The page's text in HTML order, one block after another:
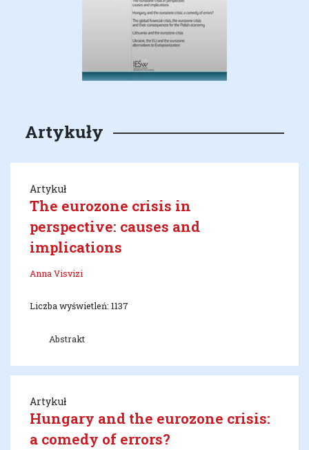
Artykuły
Artykuł
The eurozone crisis in
perspective: causes and
implications
Anna Visvizi
Liczba wyświetleń: 1137
Abstrakt
Artykuł
Hungary and the eurozone crisis:
a comedy of errors?